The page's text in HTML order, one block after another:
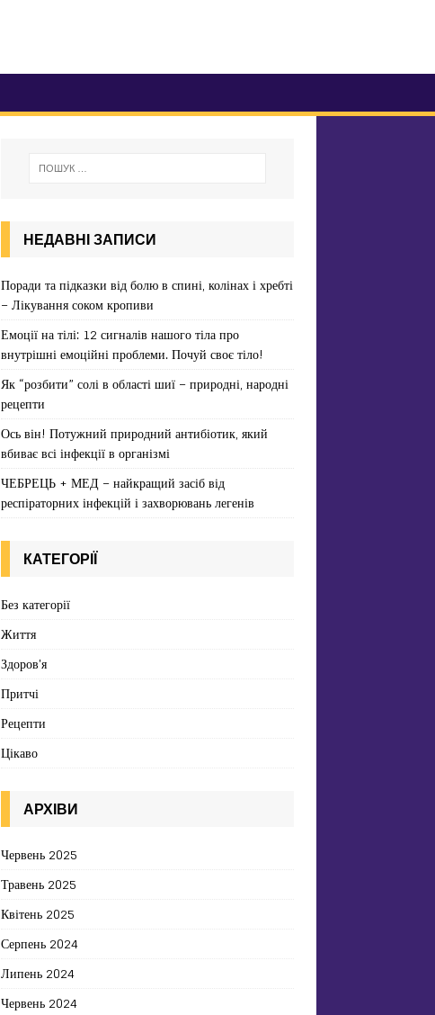
НЕДАВНІ ЗАПИСИ
Поради та підказки від болю в спині, колінах і хребті
– Лікування соком кропиви
Емоції на тілі: 12 сигналів нашого тіла про
внутрішні емоційні проблеми. Почуй своє тіло!
Як “розбити” солі в області шиї – природні, народні
рецепти
Ось він! Потужний природний антибіотик, який
вбиває всі інфекції в організмі
ЧЕБРЕЦЬ + МЕД – найкращий засіб від
респіраторних інфекцій і захворювань легенів
КАТЕГОРІЇ
Без категорії
Життя
Здоров'я
Притчі
Рецепти
Цікаво
АРХІВИ
Червень 2025
Травень 2025
Квітень 2025
Серпень 2024
Липень 2024
Червень 2024